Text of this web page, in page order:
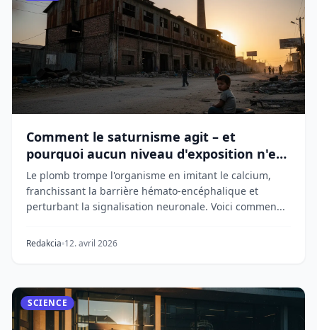
Comment le saturnisme agit – et
pourquoi aucun niveau d'exposition n'est
sûr
Le plomb trompe l'organisme en imitant le calcium,
franchissant la barrière hémato-encéphalique et
perturbant la signalisation neuronale. Voici commen...
Redakcia 12. avril 2026
SCIENCE